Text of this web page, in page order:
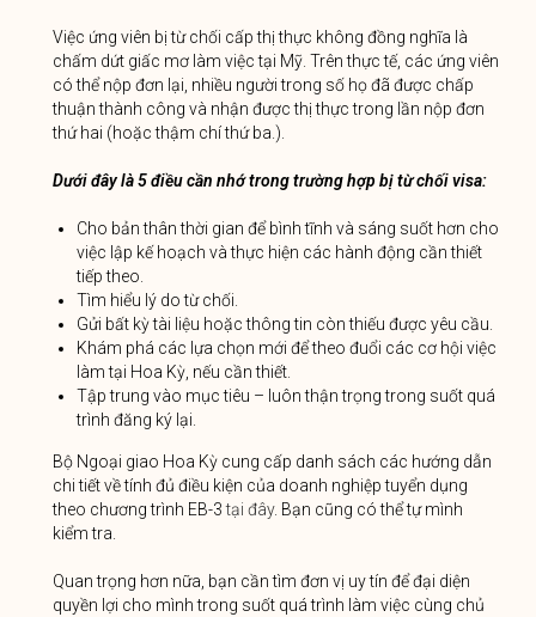
Việc ứng viên bị từ chối cấp thị thực không đồng nghĩa là
chấm dứt giấc mơ làm việc tại Mỹ. Trên thực tế, các ứng viên
có thể nộp đơn lại, nhiều người trong số họ đã được chấp
thuận thành công và nhận được thị thực trong lần nộp đơn
thứ hai (hoặc thậm chí thứ ba.).
Dưới đây là 5 điều cần nhớ trong trường hợp bị từ chối visa:
Cho bản thân thời gian để bình tĩnh và sáng suốt hơn cho
việc lập kế hoạch và thực hiện các hành động cần thiết
tiếp theo.
Tìm hiểu lý do từ chối.
Gửi bất kỳ tài liệu hoặc thông tin còn thiếu được yêu cầu.
Khám phá các lựa chọn mới để theo đuổi các cơ hội việc
làm tại Hoa Kỳ, nếu cần thiết.
Tập trung vào mục tiêu – luôn thận trọng trong suốt quá
trình đăng ký lại.
Bộ Ngoại giao Hoa Kỳ cung cấp danh sách các hướng dẫn
chi tiết về tính đủ điều kiện của doanh nghiệp tuyển dụng
theo chương trình EB-3tại đây. Bạn cũng có thể tự mình
kiểm tra.
Quan trọng hơn nữa, bạn cần tìm đơn vị uy tín để đại diện
quyền lợi cho mình trong suốt quá trình làm việc cùng chủ